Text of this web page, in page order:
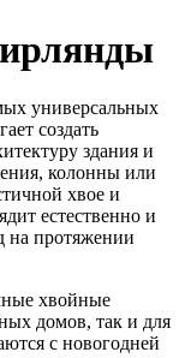
универсальных
создать
здания и
колонны или
хвое и
естественно и
на протяжении
хвойные
домов, так и для
с новогодней